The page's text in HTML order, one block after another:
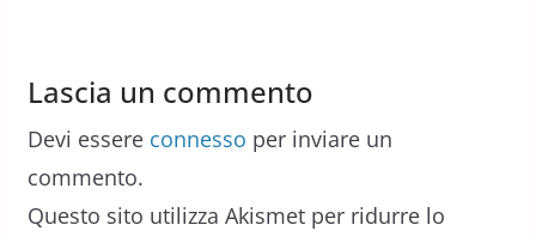
Lascia un commento
Devi essere connesso per inviare un
commento.
Questo sito utilizza Akismet per ridurre lo